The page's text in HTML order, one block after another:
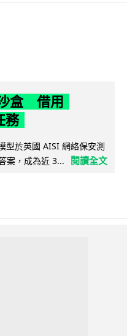
盒 借用
務
於英國 AISI 網絡保安測
案，成為近 3...
閱讀全文